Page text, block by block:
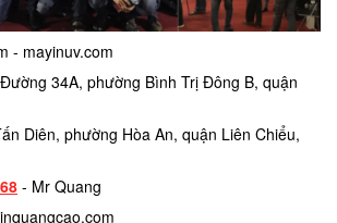
- mayinuv.com
34A, phường Bình Trị Đông B, quận
Diên, phường Hòa An, quận Liên Chiểu,
- Mr Quang